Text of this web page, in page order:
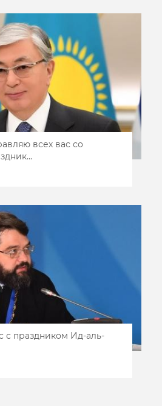
всех вас со
с праздником Ид-аль-